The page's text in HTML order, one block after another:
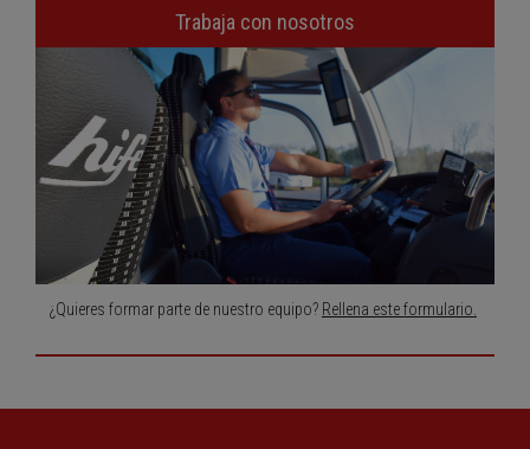
Trabaja con nosotros
¿Quieres formar parte de nuestro equipo? Rellena este formulario.